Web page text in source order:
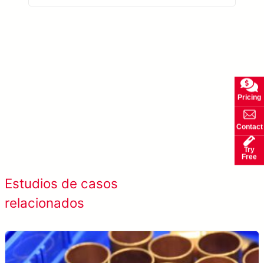
Estudios de casos
relacionados
Pricing
Contact
Try
Free